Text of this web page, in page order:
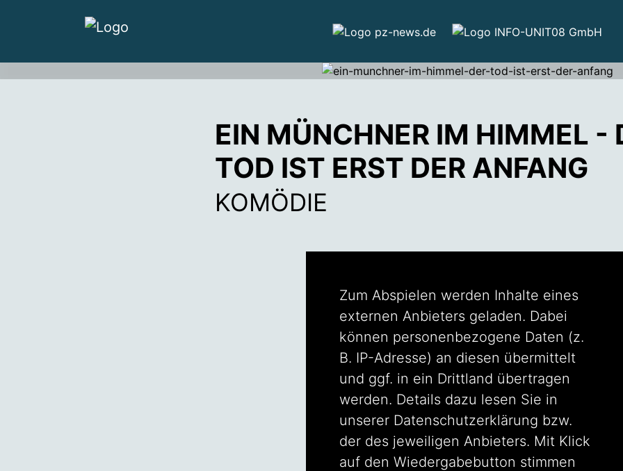
EIN MÜNCHNER IM HIMMEL -
TOD IST ERST DER ANFANG
KOMÖDIE
Zum Abspielen werden Inhalte eines
externen Anbieters geladen. Dabei
können personenbezogene Daten (z.
B. IP-Adresse) an diesen übermittelt
und ggf. in ein Drittland übertragen
werden. Details dazu lesen Sie in
unserer Datenschutzerklärung bzw.
der des jeweiligen Anbieters. Mit Klick
auf den Wiedergabebutton stimmen